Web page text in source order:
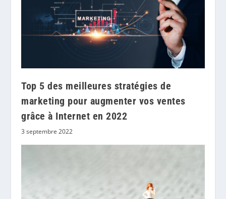
Top 5 des meilleures stratégies de
marketing pour augmenter vos ventes
grâce à Internet en 2022
3 septembre 2022